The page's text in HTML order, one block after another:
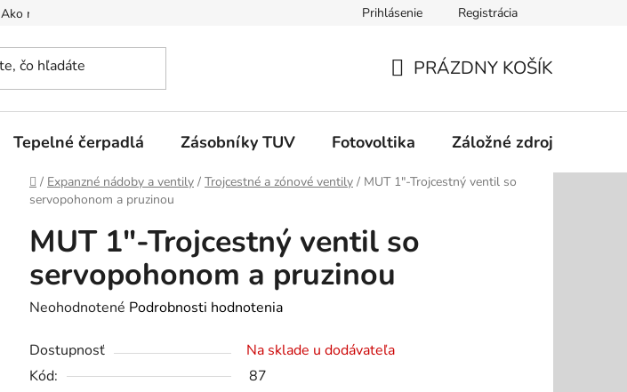
Ako nakupovať Podmienky ochrany osobných údajov
Prihlásenie Registrácia
KOŠÍK
PRÁZDNY KOŠÍK
Tepelné čerpadlá Zásobníky TUV Fotovoltika Záložné zdroje
Domov
/ Expanzné nádoby a ventily / Trojcestné a zónové ventily / MUT 1"-Trojcestný ventil so
servopohonom a pruzinou
MUT 1"-Trojcestný ventil so
servopohonom a pruzinou
Priemerné
produktu
je
Neohodnotené Podrobnosti hodnotenia
Dostupnosť
Na sklade u dodávateľa
Kód:
87